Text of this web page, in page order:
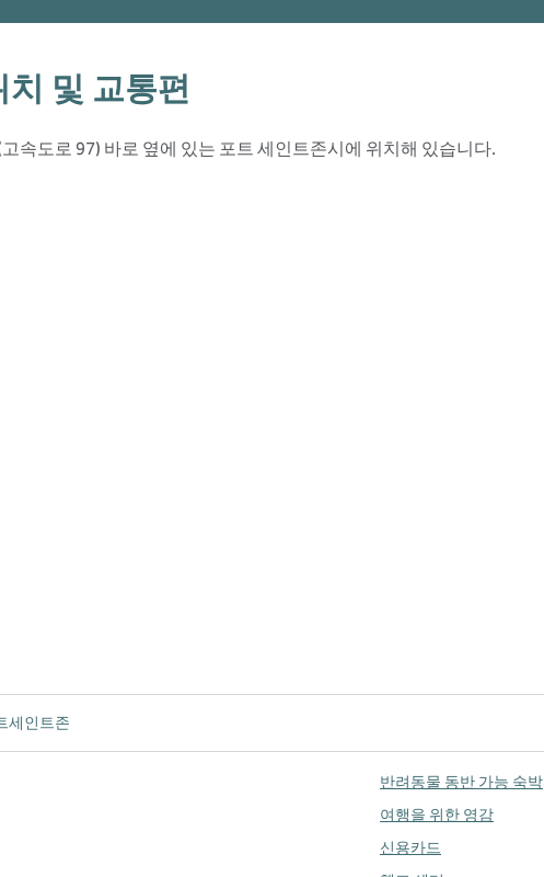
치 및 교통편
속도로 97) 바로 옆에 있는 포트 세인트존시에 위치해 있습니다.
세인트존
반려동물 동반 가능 숙박
여행을 위한 영감
신용카드